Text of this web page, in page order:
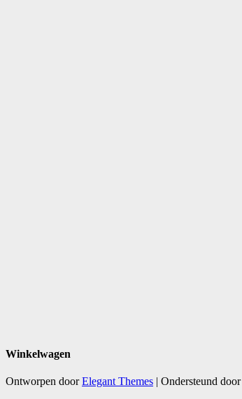
Winkelwagen
Ontworpen doorElegant Themes | Ondersteund door